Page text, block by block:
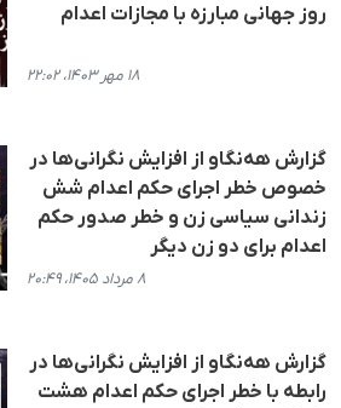
روز جهانی مبارزه با مجازات اعدام
۱۸ مهر ۱۴۰۳، ۲۲:۰۲
گزارش هه‌نگاو از افزایش نگرانی‌ها در
خصوص خطر اجرای حکم اعدام شش
زندانی سیاسی زن و خطر صدور حکم
اعدام برای دو زن دیگر
۸ مرداد ۱۴۰۵، ۲۰:۴۹
گزارش هه‌نگاو از افزایش نگرانی‌ها در
رابطە با خطر اجرای حکم اعدام هشت